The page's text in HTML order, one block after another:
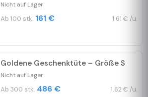
Nicht auf Lager
Ab 100 stk. 161 € 1.61 € /u.
Goldene Geschenktüte – Größe S
Nicht auf Lager
Ab 300 stk. 486 € 1.62 € /u.